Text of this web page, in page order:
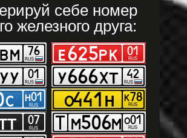
себе номер
железного друга: